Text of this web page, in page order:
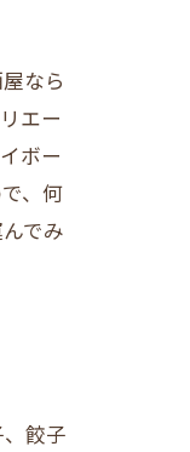
なら
エー
ボー
、何
でみ
餃子